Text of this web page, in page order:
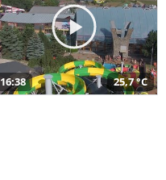
16:38 25,7 °C